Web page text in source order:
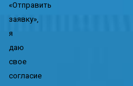
«Отправить
заявку»,
я
даю
свое
согласие